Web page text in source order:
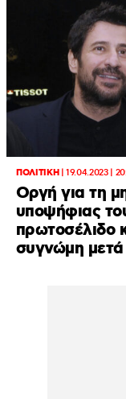
ΠΟΛΙΤΙΚΗ|19.04.2023 |
Οργή για τη
υποψήφιας
πρωτοσέλιδο
συγνώμη